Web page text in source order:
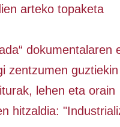
arteko topaketa
zentzumen guztiekin
lehen eta orain
hitzaldia: